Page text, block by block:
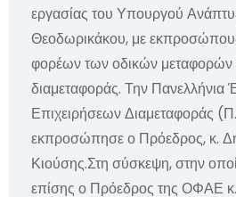
εργασίας του Υπουργού
Θεοδωρικάκου, με
φορέων των οδικών μεταφορών
διαμεταφοράς. Την
Επιχειρήσεων Διαμεταφοράς
εκπροσώπησε ο Πρόεδρος, κ.
Κιούσης.Στη σύσκεψη, στην
επίσης ο Πρόεδρος της ΟΦΑΕ